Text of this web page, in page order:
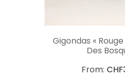
CHOIX
Gigondas «
Des
From: CHF